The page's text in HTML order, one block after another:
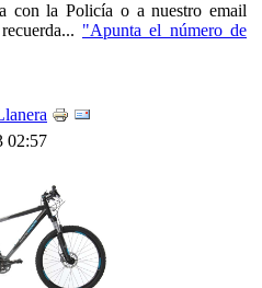
con la Policía o a nuestro email
"Apunta el número de
02:57